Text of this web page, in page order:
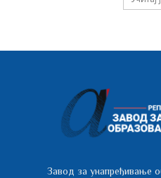
Завод за унапређивање